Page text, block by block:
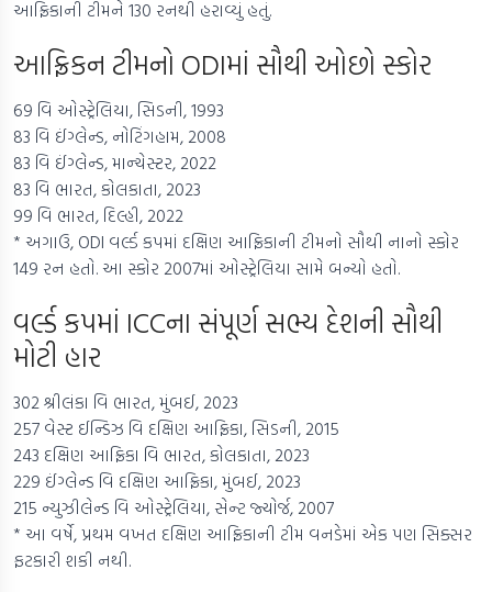
આફ્રિકાની ટીમને 130 રનથી હરાવ્યું હતું.
આફ્રિકન ટીમનો ODIમાં સૌથી ઓછો સ્કોર
69 વિ ઓસ્ટ્રેલિયા, સિડની, 1993
83 વિ ઈંગ્લેન્ડ, નોટિંગહામ, 2008
83 વિ ઈંગ્લેન્ડ, માન્ચેસ્ટર, 2022
83 વિ ભારત, કોલકાતા, 2023
99 વિ ભારત, દિલ્હી, 2022
* અગાઉ, ODI વર્લ્ડ કપમાં દક્ષિણ આફ્રિકાની ટીમનો સૌથી નાનો સ્કોર
149 રન હતો. આ સ્કોર 2007માં ઓસ્ટ્રેલિયા સામે બન્યો હતો.
વર્લ્ડ કપમાં ICCના સંપૂર્ણ સભ્ય દેશની સૌથી
મોટી હાર
302 શ્રીલંકા વિ ભારત, મુંબઈ, 2023
257 વેસ્ટ ઈન્ડિઝ વિ દક્ષિણ આફ્રિકા, સિડની, 2015
243 દક્ષિણ આફ્રિકા વિ ભારત, કોલકાતા, 2023
229 ઈંગ્લેન્ડ વિ દક્ષિણ આફ્રિકા, મુંબઈ, 2023
215 ન્યુઝીલેન્ડ વિ ઓસ્ટ્રેલિયા, સેન્ટ જ્યોર્જ, 2007
* આ વર્ષે, પ્રથમ વખત દક્ષિણ આફ્રિકાની ટીમ વનડેમાં એક પણ સિક્સર
ફટકારી શકી નથી.